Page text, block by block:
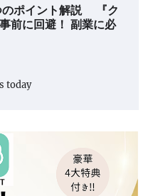
のポイント解説 『ク
前に回避！ 副業に必
today